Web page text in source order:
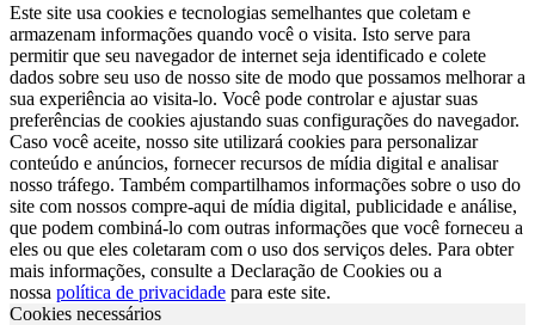
Este site usa cookies e tecnologias semelhantes que coletam e
armazenam informações quando você o visita. Isto serve para
permitir que seu navegador de internet seja identificado e colete
dados sobre seu uso de nosso site de modo que possamos melhorar a
sua experiência ao visita-lo. Você pode controlar e ajustar suas
preferências de cookies ajustando suas configurações do navegador.
Caso você aceite, nosso site utilizará cookies para personalizar
conteúdo e anúncios, fornecer recursos de mídia digital e analisar
nosso tráfego. Também compartilhamos informações sobre o uso do
site com nossos compre-aqui de mídia digital, publicidade e análise,
que podem combiná-lo com outras informações que você forneceu a
eles ou que eles coletaram com o uso dos serviços deles. Para obter
mais informações, consulte a Declaração de Cookies ou a
nossa política de privacidade para este site.
Cookies necessários